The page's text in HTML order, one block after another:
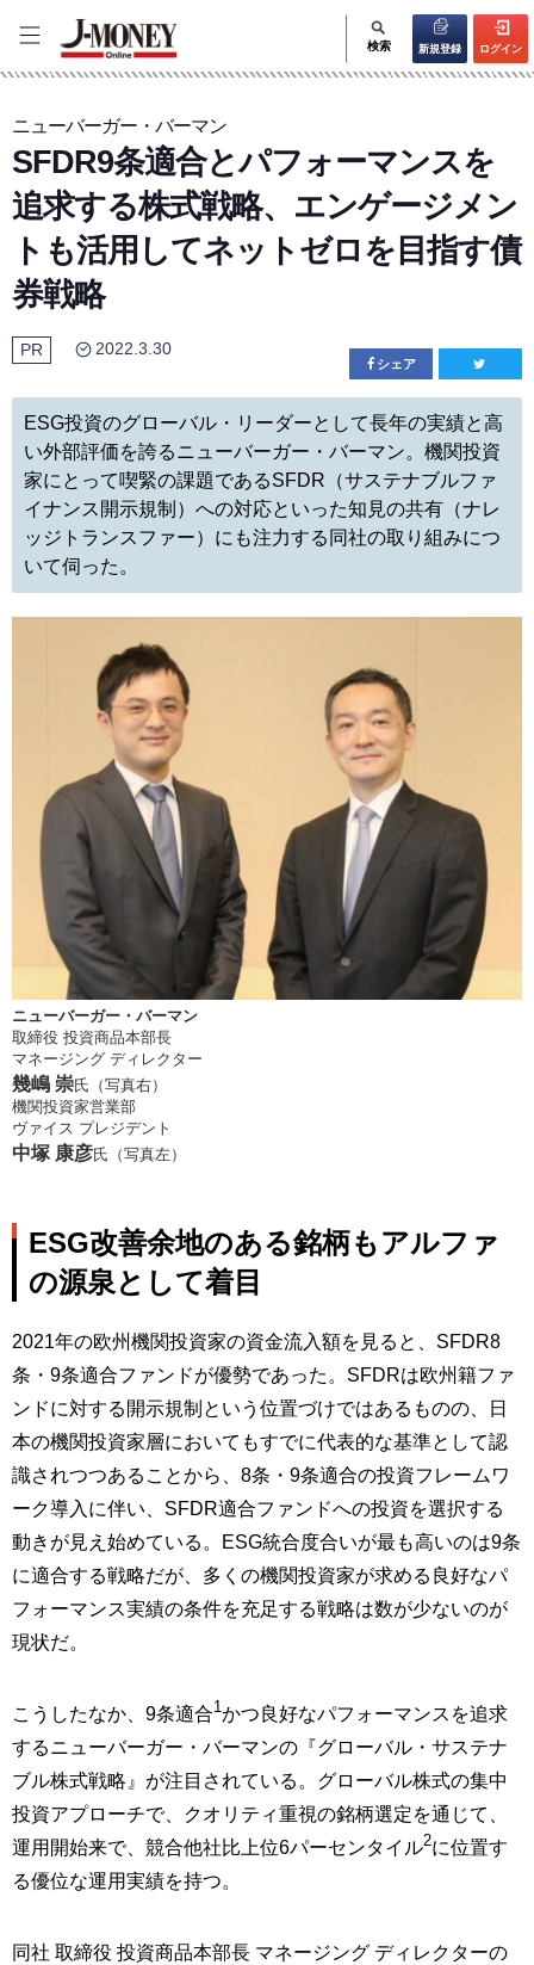
検索 新規登録 ログイン
ニューバーガー・バーマン
SFDR9条適合とパフォーマンスを
追求する株式戦略、エンゲージメン
トも活用してネットゼロを目指す債
券戦略
PR 2022.3.30
シェア
ESG投資のグローバル・リーダーとして長年の実績と高
い外部評価を誇るニューバーガー・バーマン。機関投資
家にとって喫緊の課題であるSFDR（サステナブルファ
イナンス開示規制）への対応といった知見の共有（ナレ
ッジトランスファー）にも注力する同社の取り組みにつ
いて伺った。
ニューバーガー・バーマン
取締役 投資商品本部長
マネージング ディレクター
幾嶋 崇氏（写真右）
機関投資家営業部
ヴァイス プレジデント
中塚 康彦氏（写真左）
ESG改善余地のある銘柄もアルファ
の源泉として着目
2021年の欧州機関投資家の資金流入額を見ると、SFDR8
条・9条適合ファンドが優勢であった。SFDRは欧州籍ファ
ンドに対する開示規制という位置づけではあるものの、日
本の機関投資家層においてもすでに代表的な基準として認
識されつつあることから、8条・9条適合の投資フレームワ
ーク導入に伴い、SFDR適合ファンドへの投資を選択する
動きが見え始めている。ESG統合度合いが最も高いのは9条
に適合する戦略だが、多くの機関投資家が求める良好なパ
フォーマンス実績の条件を充足する戦略は数が少ないのが
現状だ。
こうしたなか、9条適合1かつ良好なパフォーマンスを追求
するニューバーガー・バーマンの『グローバル・サステナ
ブル株式戦略』が注目されている。グローバル株式の集中
投資アプローチで、クオリティ重視の銘柄選定を通じて、
運用開始来で、競合他社比上位6パーセンタイル2に位置す
る優位な運用実績を持つ。
同社 取締役 投資商品本部長 マネージング ディレクターの